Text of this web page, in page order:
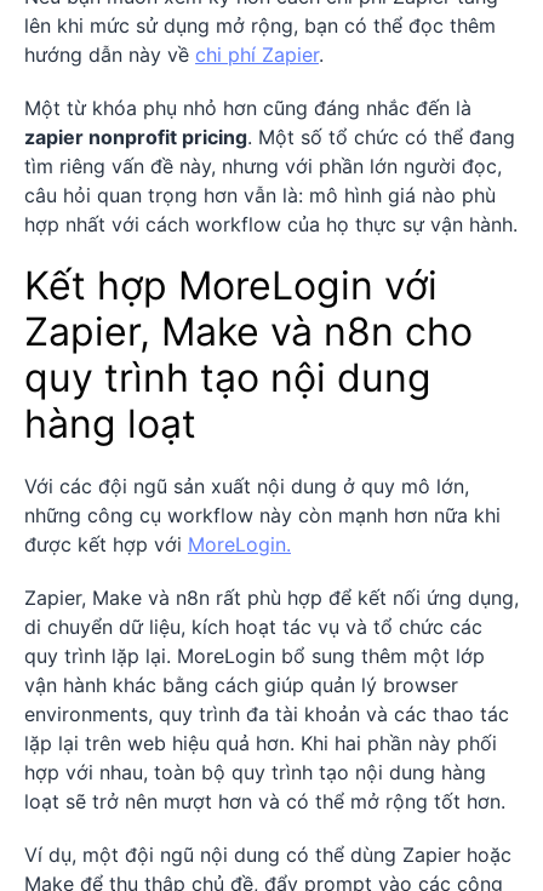
lên khi mức sử dụng mở rộng, bạn có thể đọc thêm
hướng dẫn này về chi phí Zapier.
Một từ khóa phụ nhỏ hơn cũng đáng nhắc đến là
zapier nonprofit pricing. Một số tổ chức có thể đang
tìm riêng vấn đề này, nhưng với phần lớn người đọc,
câu hỏi quan trọng hơn vẫn là: mô hình giá nào phù
hợp nhất với cách workflow của họ thực sự vận hành.
Kết hợp MoreLogin với
Zapier, Make và n8n cho
quy trình tạo nội dung
hàng loạt
Với các đội ngũ sản xuất nội dung ở quy mô lớn,
những công cụ workflow này còn mạnh hơn nữa khi
được kết hợp với MoreLogin.
Zapier, Make và n8n rất phù hợp để kết nối ứng dụng,
di chuyển dữ liệu, kích hoạt tác vụ và tổ chức các
quy trình lặp lại. MoreLogin bổ sung thêm một lớp
vận hành khác bằng cách giúp quản lý browser
environments, quy trình đa tài khoản và các thao tác
lặp lại trên web hiệu quả hơn. Khi hai phần này phối
hợp với nhau, toàn bộ quy trình tạo nội dung hàng
loạt sẽ trở nên mượt hơn và có thể mở rộng tốt hơn.
Ví dụ, một đội ngũ nội dung có thể dùng Zapier hoặc
Make để thu thập chủ đề, đẩy prompt vào các công